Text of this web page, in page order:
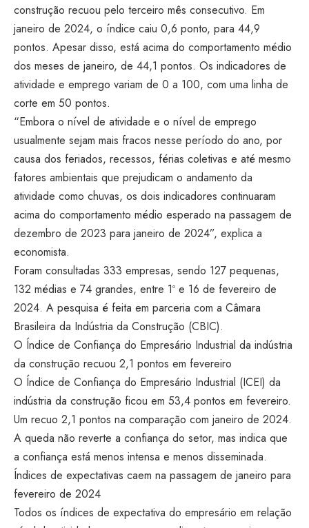
construção recuou pelo terceiro mês consecutivo. Em
janeiro de 2024, o índice caiu 0,6 ponto, para 44,9
pontos. Apesar disso, está acima do comportamento médio
dos meses de janeiro, de 44,1 pontos. Os indicadores de
atividade e emprego variam de 0 a 100, com uma linha de
corte em 50 pontos.
“Embora o nível de atividade e o nível de emprego
usualmente sejam mais fracos nesse período do ano, por
causa dos feriados, recessos, férias coletivas e até mesmo
fatores ambientais que prejudicam o andamento da
atividade como chuvas, os dois indicadores continuaram
acima do comportamento médio esperado na passagem de
dezembro de 2023 para janeiro de 2024”, explica a
economista.
Foram consultadas 333 empresas, sendo 127 pequenas,
132 médias e 74 grandes, entre 1º e 16 de fevereiro de
2024. A pesquisa é feita em parceria com a Câmara
Brasileira da Indústria da Construção (CBIC).
O Índice de Confiança do Empresário Industrial da indústria
da construção recuou 2,1 pontos em fevereiro
O Índice de Confiança do Empresário Industrial (ICEI) da
indústria da construção ficou em 53,4 pontos em fevereiro.
Um recuo 2,1 pontos na comparação com janeiro de 2024.
A queda não reverte a confiança do setor, mas indica que
a confiança está menos intensa e menos disseminada.
Índices de expectativas caem na passagem de janeiro para
fevereiro de 2024
Todos os índices de expectativa do empresário em relação